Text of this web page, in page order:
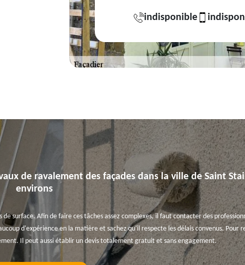
indisponible
de ravalement des façades dans la ville de Saint
environs
surface. Afin de faire ces tâches assez complexes, il faut contacter des
d'expérience en la matière et sachez qu'il respecte les délais convenus. Pour
Il peut aussi établir un devis totalement gratuit et sans engagement.